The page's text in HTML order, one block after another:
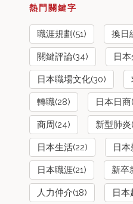
熱門關鍵字
職涯規劃(51) 換日
關鍵評論(34) 日
日本職場文化(30)
轉職(28) 日本日商
商周(24) 新型肺炎
日本生活(22) 日本
日本職涯(21) 新卒
人力仲介(18) 日本